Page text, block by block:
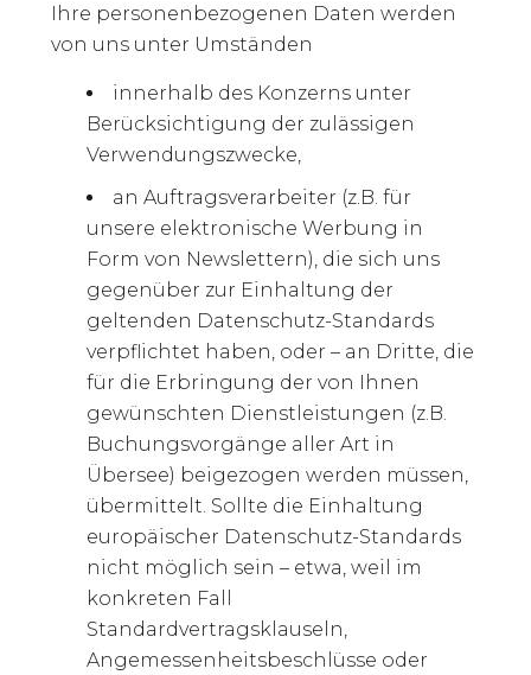
Ihre personenbezogenen Daten werden
von uns unter Umständen
innerhalb des Konzerns unter
Berücksichtigung der zulässigen
Verwendungszwecke,
an Auftragsverarbeiter (z.B. für
unsere elektronische Werbung in
Form von Newslettern), die sich uns
gegenüber zur Einhaltung der
geltenden Datenschutz-Standards
verpflichtet haben, oder – an Dritte, die
für die Erbringung der von Ihnen
gewünschten Dienstleistungen (z.B.
Buchungsvorgänge aller Art in
Übersee) beigezogen werden müssen,
übermittelt. Sollte die Einhaltung
europäischer Datenschutz-Standards
nicht möglich sein – etwa, weil im
konkreten Fall
Standardvertragsklauseln,
Angemessenheitsbeschlüsse oder